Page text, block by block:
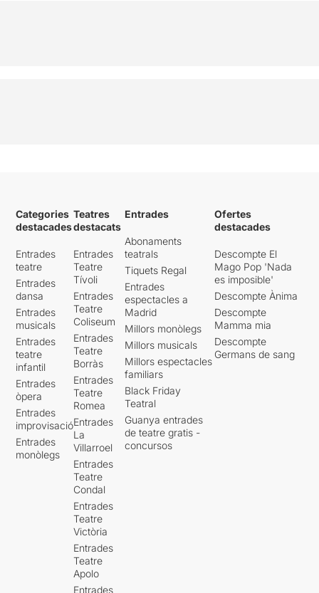
Categories
destacades
Entrades
teatre
Entrades
dansa
Entrades
musicals
Entrades
teatre
infantil
Entrades
òpera
Entrades
improvisació
Entrades
monòlegs
Teatres
destacats
Entrades
Teatre
Tívoli
Entrades
Teatre
Coliseum
Entrades
Teatre
Borràs
Entrades
Teatre
Romea
Entrades
La
Villarroel
Entrades
Teatre
Condal
Entrades
Teatre
Victòria
Entrades
Teatre
Apolo
Entrades
Entrades
Abonaments
teatrals
Tiquets Regal
Entrades
espectacles a
Madrid
Millors monòlegs
Millors musicals
Millors espectacles
familiars
Black Friday
Teatral
Guanya entrades
de teatre gratis -
concursos
Ofertes
destacades
Descompte El
Mago Pop 'Nada
es imposible'
Descompte Ànima
Descompte
Mamma mia
Descompte
Germans de sang